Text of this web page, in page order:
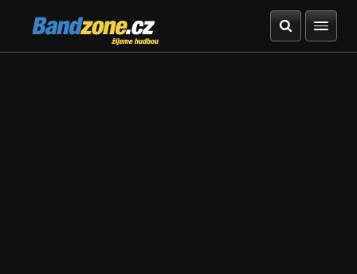
Bandzone.cz
žijeme hudbou